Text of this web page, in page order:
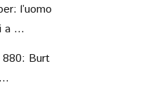
l’uomo
a ...
880: Burt